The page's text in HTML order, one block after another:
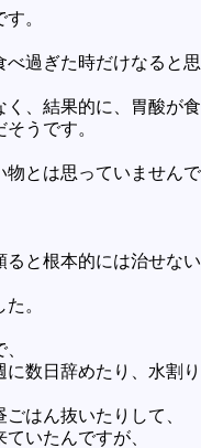
。
べ過ぎた時だけなると思
く、結果的に、胃酸が食
うです。
物とは思っていませんで
と根本的には治せない
。
数日辞めたり、水割り
はん抜いたりして、
いたんですが、